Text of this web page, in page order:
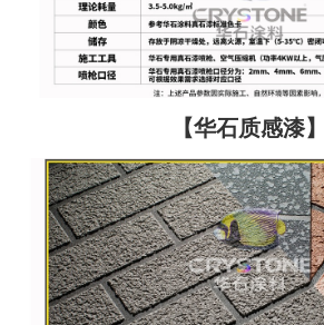
【华石质感漆】